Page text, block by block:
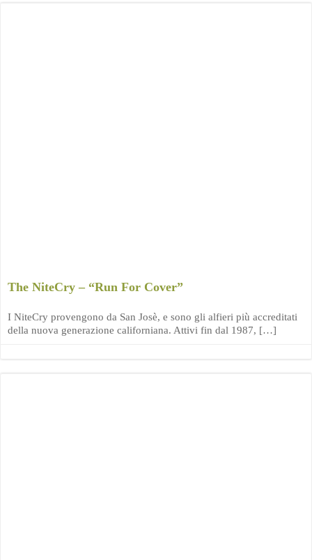
The NiteCry – “Run For Cover”
I NiteCry provengono da San Josè, e sono gli alfieri più accreditati
della nuova generazione californiana. Attivi fin dal 1987, […]